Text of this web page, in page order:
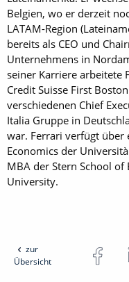
Belgien, wo er derzeit
LATAM-Region
bereits als CEO und
Unternehmens in
seiner Karriere arbeitete
Credit Suisse First
verschiedenen Chief
Italia Gruppe in
war. Ferrari verfügt über
Economics der
MBA der Stern School
University.
zur
Übersicht